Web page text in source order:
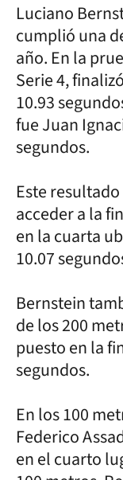
Luciano
cumplió una
año. En la
Serie 4,
10.93
fue Juan
segundos.
Este
acceder a la
en la cuarta
10.07
Bernstein
de los 200
puesto en la
segundos.
En los 100
Federico
en el cuarto